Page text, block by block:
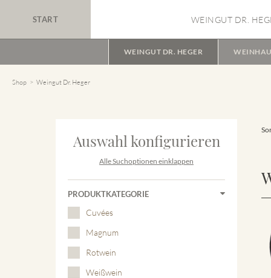
START WEINGUT DR.
WEINGUT DR. HEGER
Shop Weingut Dr. Heger
Auswahl konfigurieren
Alle Suchoptionen einklappen
PRODUKTKATEGORIE
Cuvées
Magnum
Rotwein
Weißwein